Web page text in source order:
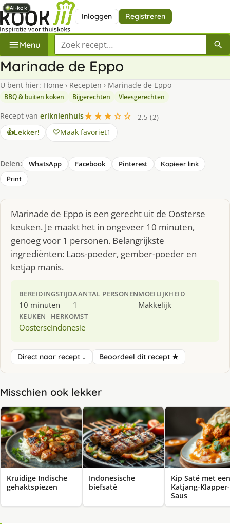
Inloggen Registreren
Menu Zoek een recept
Marinade de Eppo
U bent hier: Home › Recepten › Marinade de Eppo
BBQ & buiten koken Bijgerechten Vleesgerechten
Recept van eriknienhuis★★★☆☆
2.5 (2)
👍Lekker! Maak favoriet1
Delen: WhatsApp Facebook Pinterest
Kopieer link
Print
Marinade de Eppo is een gerecht uit de Oosterse
keuken. Je maakt het in ongeveer 10 minuten,
genoeg voor 1 personen. Belangrijkste
ingrediënten: Laos-poeder, gember-poeder en
ketjap manis.
BEREIDINGSTIJD
10 minuten
AANTAL PERSONEN
1
MOEILIJKHEID
Makkelijk
KEUKEN
Oosterse
HERKOMST
Indonesie
Direct naar recept ↓ Beoordeel dit recept ★
Misschien ook lekker
AI-kok
Kruidige Indische
gehaktspiezen
AI-kok
Indonesische
biefsaté
AI-kok
Kip Saté met een
Katjang-Klapper-
Saus
AI-kok
AI-kok
AI-kok